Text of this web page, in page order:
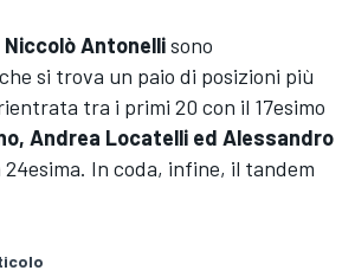
Niccolò Antonellisono
che si trova un paio di posizioni più
tra i primi 20 con il 17esimo
Andrea Locatelli ed Alessandro
In coda, infine, il tandem